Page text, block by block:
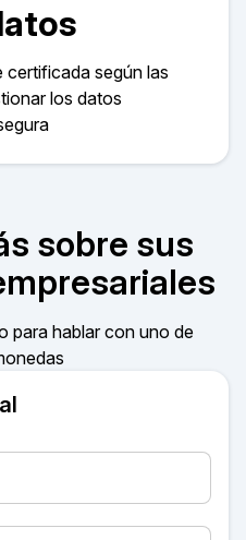
según las
los datos
sobre sus
para hablar con uno de